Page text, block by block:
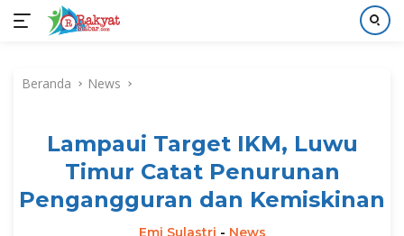
kontenBeranda News
Lampaui Target IKM, Luwu
Timur Catat Penurunan
Pengangguran dan Kemiskinan
Emi Sulastri - News